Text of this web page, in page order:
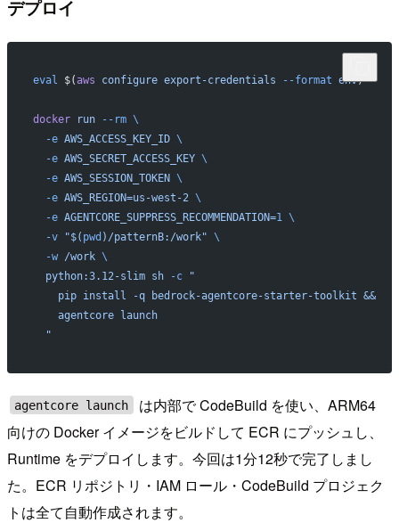
デプロイ
eval $(aws configure export-credentials --format env)
docker run --rm \
  -e
AWS_ACCESS_KEY_ID \
  -e
AWS_SECRET_ACCESS_KEY \
  -e
AWS_SESSION_TOKEN \
  -e
AWS_REGION=us-west-2 \
  -e
AGENTCORE_SUPPRESS_RECOMMENDATION=1
\
  -v
"$( pwd )/patternB:/work" \
  -w
/work \
  python:3.12-slim
sh -c "
    pip install -q bedrock-agentcore-starter-toolkit &&
    agentcore launch
  "
agentcore launch
は内部で CodeBuild を使い、ARM64
向けの Docker イメージをビルドして ECR にプッシュし、
Runtime をデプロイします。今回は1分12秒で完了しまし
た。ECR リポジトリ・IAM ロール・CodeBuild プロジェク
トは全て自動作成されます。